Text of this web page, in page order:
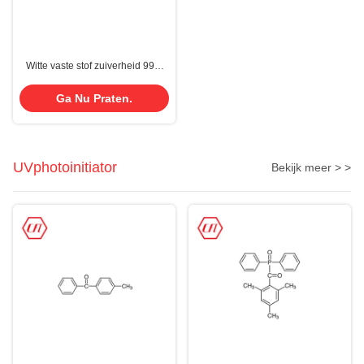
Witte vaste stof zuiverheid 99%
terfenyl CAS 92-94-4
Ga Nu Praten.
UVphotoinitiator Bekijk meer > >